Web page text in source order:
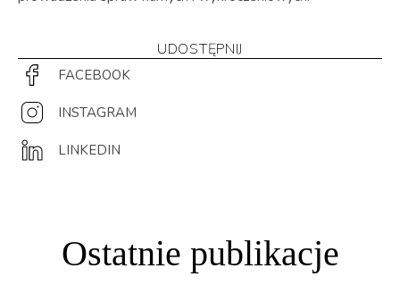
UDOSTĘPNIJ
FACEBOOK
INSTAGRAM
LINKEDIN
Ostatnie publikacje